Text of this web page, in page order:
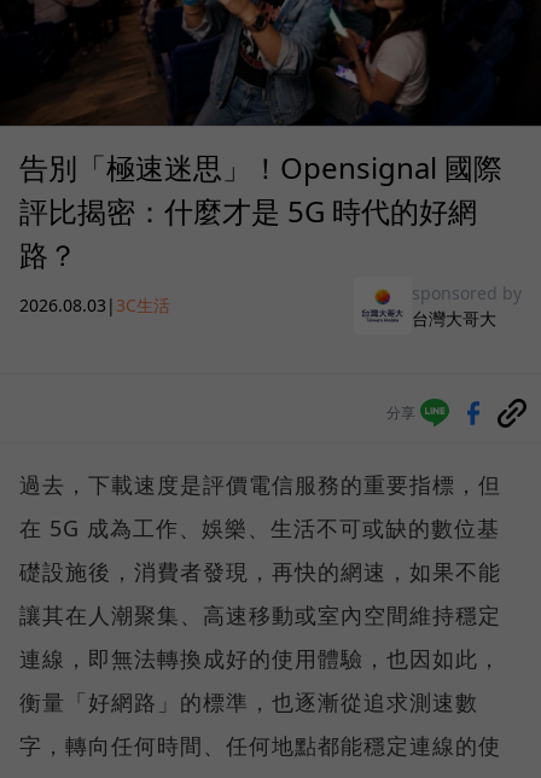
告別「極速迷思」！Opensignal 國際
評比揭密：什麼才是 5G 時代的好網
路？
2026.08.03 | 3C生活
sponsored by
台灣大哥大
分享
過去，下載速度是評價電信服務的重要指標，但
在 5G 成為工作、娛樂、生活不可或缺的數位基
礎設施後，消費者發現，再快的網速，如果不能
讓其在人潮聚集、高速移動或室內空間維持穩定
連線，即無法轉換成好的使用體驗，也因如此，
衡量「好網路」的標準，也逐漸從追求測速數
字，轉向任何時間、任何地點都能穩定連線的使